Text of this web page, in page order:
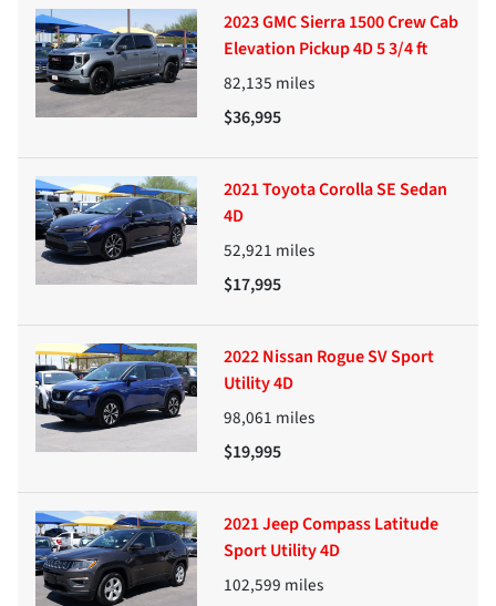
2023 GMC Sierra 1500 Crew Cab
Elevation Pickup 4D 5 3/4 ft
82,135 miles
$36,995
2021 Toyota Corolla SE Sedan
4D
52,921 miles
$17,995
2022 Nissan Rogue SV Sport
Utility 4D
98,061 miles
$19,995
2021 Jeep Compass Latitude
Sport Utility 4D
102,599 miles